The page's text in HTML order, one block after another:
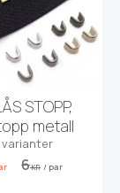
STOPP,
metall
varianter
6KR /par